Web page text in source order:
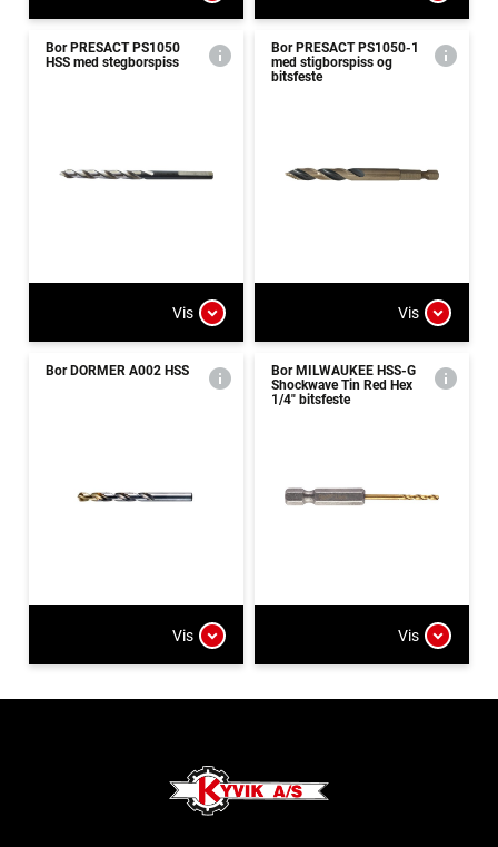
Bor PRESACT PS1050
HSS med stegborspiss
Vis
Bor PRESACT PS1050-1
med stigborspiss og
bitsfeste
Vis
Bor DORMER A002 HSS
Vis
Bor MILWAUKEE HSS-G
Shockwave Tin Red Hex
1/4" bitsfeste
Vis